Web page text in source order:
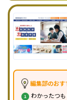
編集部のおす
わかったつ